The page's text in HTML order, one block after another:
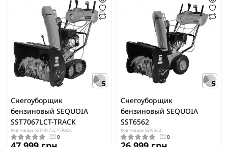
5
Снегоуборщик
бензиновый SEQUOIA
SST7067LCT-TRACK
Код товара: SST7067LCT-TRACK
0
5
Снегоуборщик
бензиновый SEQUOIA
SST6562
Код товара: SST6562
0